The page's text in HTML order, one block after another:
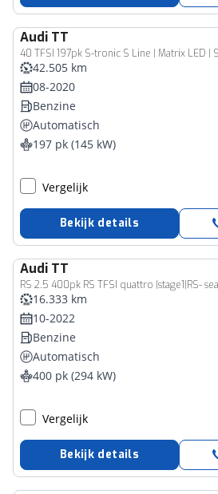
Audi TT
42.505 km
08-2020
Benzine
Automatisch
197 pk (145 kW)
Vergelijk
Bekijk details
Audi TT
16.333 km
10-2022
Benzine
Automatisch
400 pk (294 kW)
Vergelijk
Bekijk details